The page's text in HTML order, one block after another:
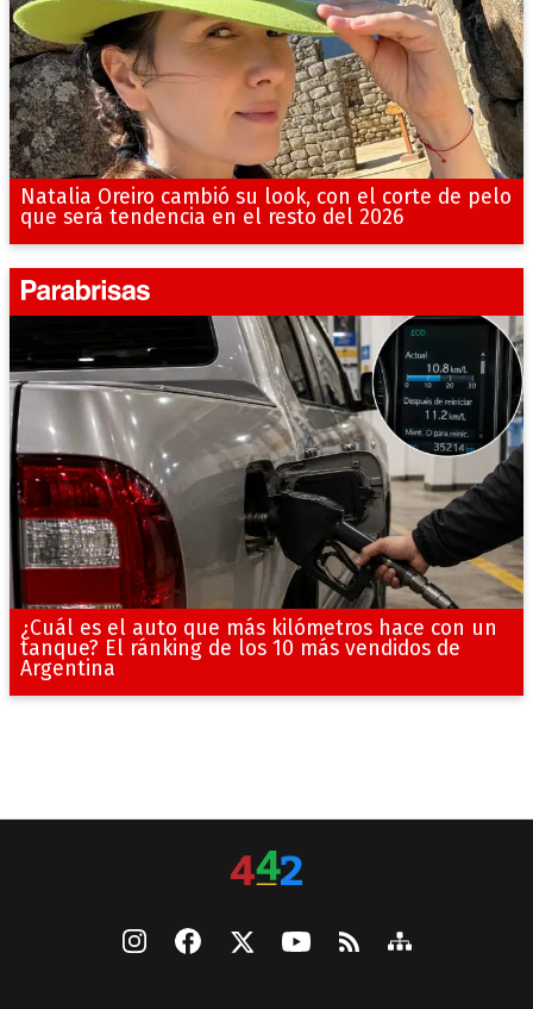
Natalia Oreiro cambió su look, con el corte de pelo
que será tendencia en el resto del 2026
¿Cuál es el auto que más kilómetros hace con un
tanque? El ránking de los 10 más vendidos de
Argentina